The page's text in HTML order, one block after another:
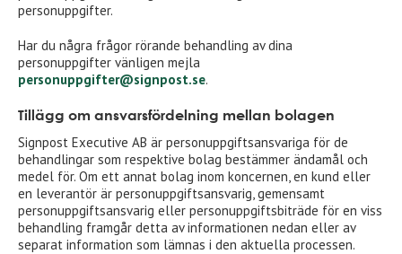
personuppgifter.
Har du några frågor rörande behandling av dina
personuppgifter vänligen mejla
personuppgifter@signpost.se.
Tillägg om ansvarsfördelning mellan bolagen
Signpost Executive AB är personuppgiftsansvariga för de
behandlingar som respektive bolag bestämmer ändamål och
medel för. Om ett annat bolag inom koncernen, en kund eller
en leverantör är personuppgiftsansvarig, gemensamt
personuppgiftsansvarig eller personuppgiftsbiträde för en viss
behandling framgår detta av informationen nedan eller av
separat information som lämnas i den aktuella processen.